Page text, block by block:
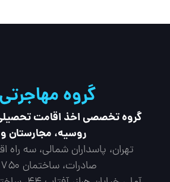
گروه مهاجرتی
گروه تخصصی اخذ اقامت تحصیلی
روسیه، مجارستان و
تهران، پاسداران شمالی، سه
صادرات، ساختمان ۷۵۰ ، طبقه ۱